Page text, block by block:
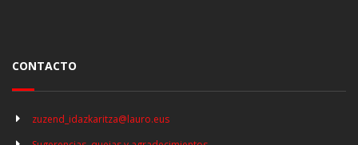
CONTACTO
zuzend_idazkaritza@lauro.eus